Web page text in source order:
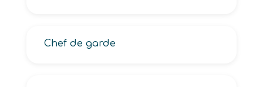
Chef de garde